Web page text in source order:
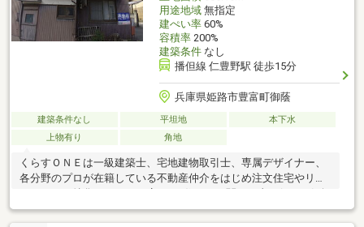
用途地域無指定
建ぺい率60%
容積率200%
建築条件なし
播但線 仁豊野駅 徒歩15分
兵庫県姫路市豊富町御蔭
建築条件なし 平坦地
本下水
上物有り
角地
くらすＯＮＥは一級建築士、宅地建物取引士、専属デザイナー、
各分野のプロが在籍している不動産仲介をはじめ注文住宅やリフ
にお問い合わせください。